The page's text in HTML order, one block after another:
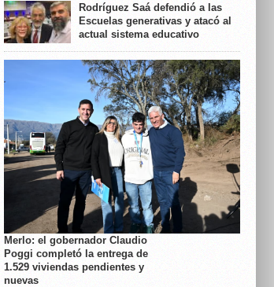
Rodríguez Saá defendió a las
Escuelas generativas y atacó al
actual sistema educativo
Merlo: el gobernador Claudio
Poggi completó la entrega de
1.529 viviendas pendientes y
nuevas